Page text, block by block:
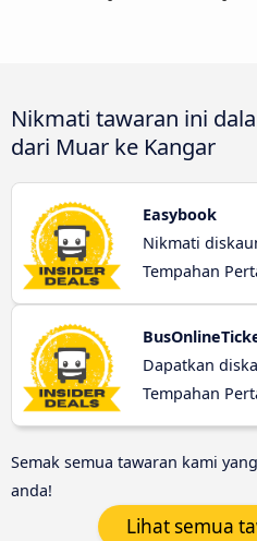
Nikmati tawaran ini
dari Muar ke Kangar
Easybook
Nikmati
Tempahan
Dapatkan
Tempahan
Semak semua tawaran kami
anda!
Lihat semua